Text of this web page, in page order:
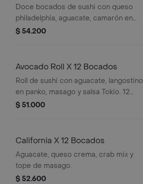
Doce bocados de sushi con queso
philadelphia, aguacate, camarón en
panko y plátano maduro. Decorado
$ 54.200
Avocado Roll X 12 Bocados
Roll de sushi con aguacate, langostino
en panko, masago y salsa Tokio. 12
bocados.
$ 51.000
California X 12 Bocados
Aguacate, queso crema, crab mix y
tope de masago.
$ 52.600